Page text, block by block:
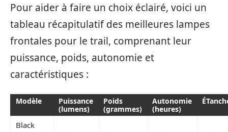
Pour aider à faire un choix éclairé, voici un
tableau récapitulatif des meilleures lampes
frontales pour le trail, comprenant leur
puissance, poids, autonomie et
caractéristiques :
Modèle
Puissance
(lumens)
Poids
(grammes)
Autonomie
(heures)
Black